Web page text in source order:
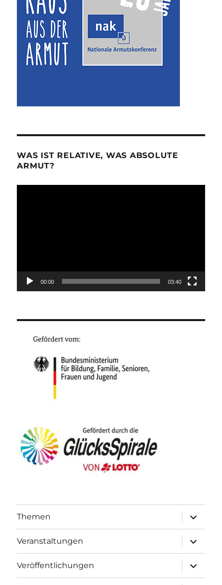
WAS IST RELATIVE, WAS ABSOLUTE
ARMUT?
00:00 03:40
Themen
öffnen
Veranstaltungen
öffnen
Veröffentlichungen
öffnen